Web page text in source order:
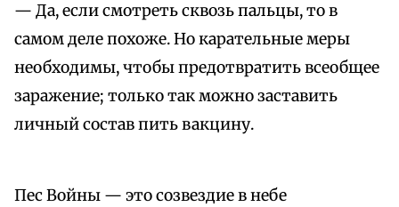
— Да, если смотреть сквозь пальцы, то в
самом деле похоже. Но карательные меры
необходимы, чтобы предотвратить всеобщее
заражение; только так можно заставить
личный состав пить вакцину.
Пес Войны — это созвездие в небе